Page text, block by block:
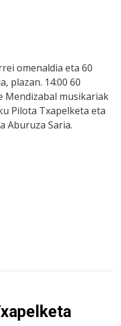
omenaldia eta 60
plazan. 14:00 60
Mendizabal musikariak
Pilota Txapelketa eta
Aburuza Saria.